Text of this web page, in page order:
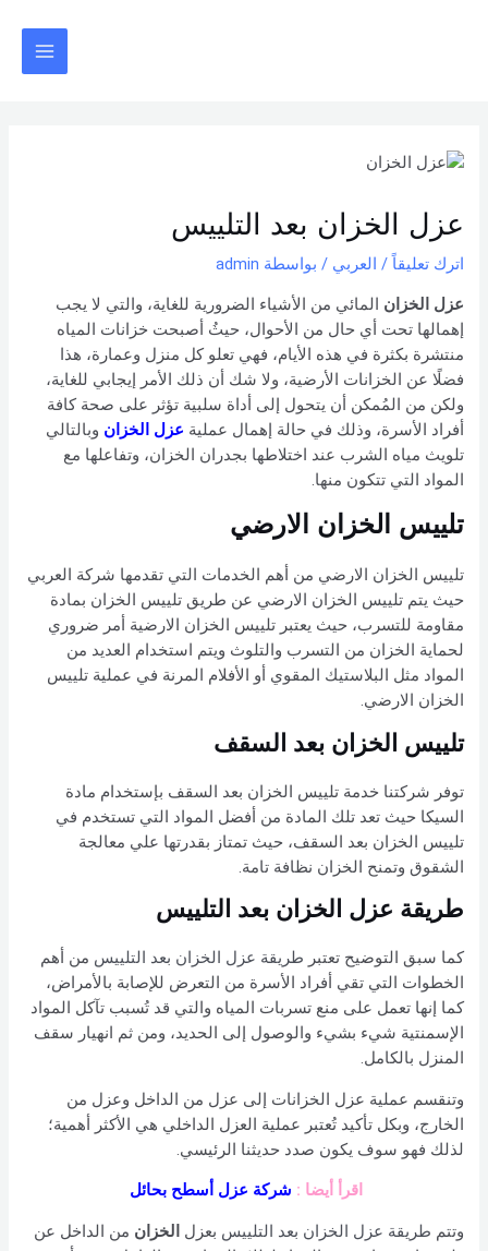
عزل الخزان بعد التلييس
اترك تعليقاً / العربي / بواسطة admin
عزل الخزان المائي من الأشياء الضرورية للغاية، والتي لا يجب
إهمالها تحت أي حال من الأحوال، حيثُ أصبحت خزانات المياه
منتشرة بكثرة في هذه الأيام، فهي تعلو كل منزل وعمارة، هذا
فضلًا عن الخزانات الأرضية، ولا شك أن ذلك الأمر إيجابي للغاية،
ولكن من المُمكن أن يتحول إلى أداة سلبية تؤثر على صحة كافة
أفراد الأسرة، وذلك في حالة إهمال عملية عزل الخزان وبالتالي
تلويث مياه الشرب عند اختلاطها بجدران الخزان، وتفاعلها مع
المواد التي تتكون منها.
تلييس الخزان الارضي
تلييس الخزان الارضي من أهم الخدمات التي تقدمها شركة العربي
حيث يتم تلييس الخزان الارضي عن طريق تلييس الخزان بمادة
مقاومة للتسرب، حيث يعتبر تلييس الخزان الارضية أمر ضروري
لحماية الخزان من التسرب والتلوث ويتم استخدام العديد من
المواد مثل البلاستيك المقوي أو الأفلام المرنة في عملية تلييس
الخزان الارضي.
تلييس الخزان بعد السقف
توفر شركتنا خدمة تلييس الخزان بعد السقف بإستخدام مادة
السيكا حيث تعد تلك المادة من أفضل المواد التي تستخدم في
تلييس الخزان بعد السقف، حيث تمتاز بقدرتها علي معالجة
الشقوق وتمنح الخزان نظافة تامة.
طريقة عزل الخزان بعد التلييس
كما سبق التوضيح تعتبر طريقة عزل الخزان بعد التلييس من أهم
الخطوات التي تقي أفراد الأسرة من التعرض للإصابة بالأمراض،
كما إنها تعمل على منع تسربات المياه والتي قد تُسبب تآكل المواد
الإسمنتية شيء بشيء والوصول إلى الحديد، ومن ثم انهيار سقف
المنزل بالكامل.
وتنقسم عملية عزل الخزانات إلى عزل من الداخل وعزل من
الخارج، وبكل تأكيد تُعتبر عملية العزل الداخلي هي الأكثر أهمية؛
لذلك فهو سوف يكون صدد حديثنا الرئيسي.
اقرأ أيضا : شركة عزل أسطح بحائل
وتتم طريقة عزل الخزان بعد التلييس بعزل الخزان من الداخل عن